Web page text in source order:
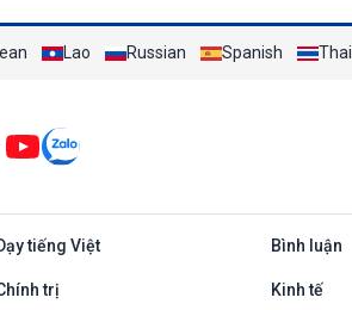
Lao Russian Spanish Thai
tiếng Việt Bình luận
trị Kinh tế